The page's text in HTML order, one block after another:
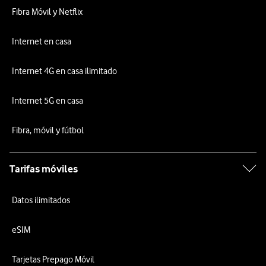
Fibra Móvil y Netflix
Internet en casa
Internet 4G en casa ilimitado
Internet 5G en casa
Fibra, móvil y fútbol
Tarifas móviles
Datos ilimitados
eSIM
Tarjetas Prepago Móvil